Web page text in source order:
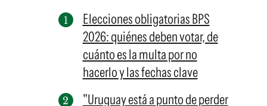
Suscribite x US$ 3,45
Elecciones obligatorias BPS
2026: quiénes deben votar, de
cuánto es la multa por no
hacerlo y las fechas clave
"Uruguay está a punto de perder